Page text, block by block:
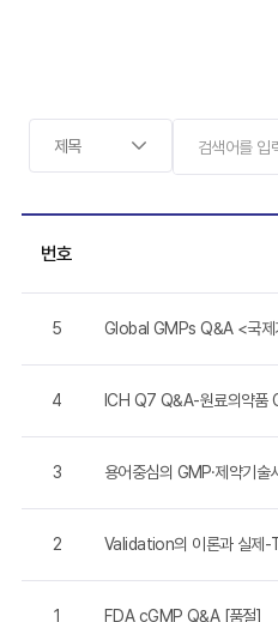
번호
5 Global GMPs Q&A <국제
4 ICH Q7 Q&A-원료의약품
3 용어중심의 GMP·제약기술
2
1 FDA cGMP Q&A [품절]